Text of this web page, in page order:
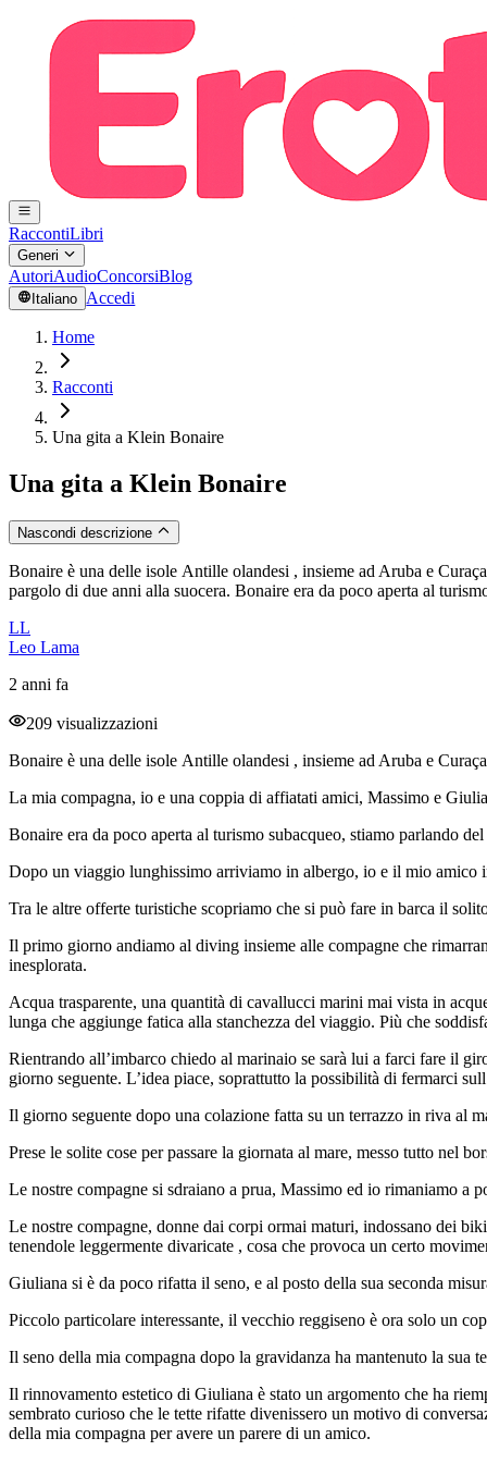
RaccontiLibri
Generi
AutoriAudioConcorsiBlog
Italiano Accedi
Home
Racconti
Una gita a Klein Bonaire
Una gita a Klein Bonaire
Nascondi descrizione
Bonaire è una delle isole Antille olandesi , insieme ad Aruba e
pargolo di due anni alla suocera. Bonaire era da poco aperta al
LL
Leo Lama
2 anni fa
209 visualizzazioni
Bonaire è una delle isole Antille olandesi , insieme ad Aruba e
La mia compagna, io e una coppia di affiatati amici, Massimo e
Bonaire era da poco aperta al turismo subacqueo, stiamo parlando
Dopo un viaggio lunghissimo arriviamo in albergo, io e il mio amico
Tra le altre offerte turistiche scopriamo che si può fare in barca il
Il primo giorno andiamo al diving insieme alle compagne che
inesplorata.
Acqua trasparente, una quantità di cavallucci marini mai vista in
lunga che aggiunge fatica alla stanchezza del viaggio. Più che
Rientrando all’imbarco chiedo al marinaio se sarà lui a farci fare il
giorno seguente. L’idea piace, soprattutto la possibilità di fermarci
Il giorno seguente dopo una colazione fatta su un terrazzo in riva al
Prese le solite cose per passare la giornata al mare, messo tutto nel
Le nostre compagne si sdraiano a prua, Massimo ed io rimaniamo
Le nostre compagne, donne dai corpi ormai maturi, indossano dei
tenendole leggermente divaricate , cosa che provoca un certo
Giuliana si è da poco rifatta il seno, e al posto della sua seconda
Piccolo particolare interessante, il vecchio reggiseno è ora solo un
Il seno della mia compagna dopo la gravidanza ha mantenuto la sua
Il rinnovamento estetico di Giuliana è stato un argomento che ha
sembrato curioso che le tette rifatte divenissero un motivo di
della mia compagna per avere un parere di un amico.